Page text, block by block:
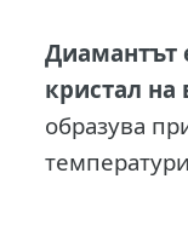
Диамантът
кристал на
образува